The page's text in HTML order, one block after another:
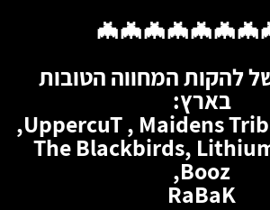
להקות המחווה הטובות
בארץ:
UppercuT , Maidens
The Blackbirds,
Booz,
RaBaK